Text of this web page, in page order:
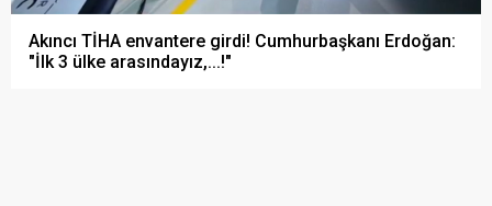
Akıncı TİHA envantere girdi! Cumhurbaşkanı Erdoğan:
"İlk 3 ülke arasındayız,...!"